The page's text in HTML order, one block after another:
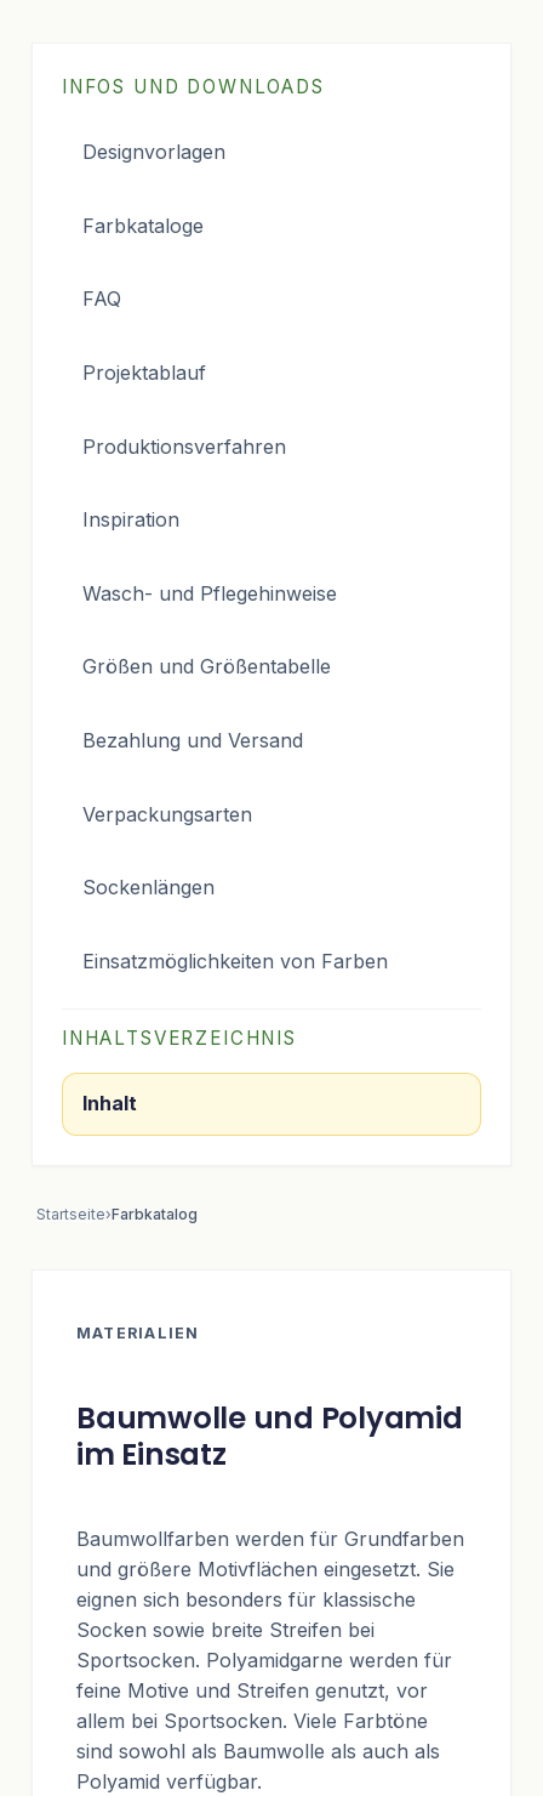
INFOS UND DOWNLOADS
Designvorlagen
Farbkataloge
FAQ
Projektablauf
Produktionsverfahren
Inspiration
Wasch- und Pflegehinweise
Größen und Größentabelle
Bezahlung und Versand
Verpackungsarten
Sockenlängen
Einsatzmöglichkeiten von Farben
INHALTSVERZEICHNIS
Inhalt
Startseite›Farbkatalog
MATERIALIEN
Baumwolle und Polyamid
im Einsatz
Baumwollfarben werden für Grundfarben
und größere Motivflächen eingesetzt. Sie
eignen sich besonders für klassische
Socken sowie breite Streifen bei
Sportsocken. Polyamidgarne werden für
feine Motive und Streifen genutzt, vor
allem bei Sportsocken. Viele Farbtöne
sind sowohl als Baumwolle als auch als
Polyamid verfügbar.